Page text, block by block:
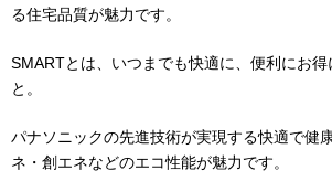
る住宅品質が魅力です。
SMARTとは、いつまでも快適に、便利にお得
と。
パナソニックの先進技術が実現する快適で健
ネ・創エネなどのエコ性能が魅力です。